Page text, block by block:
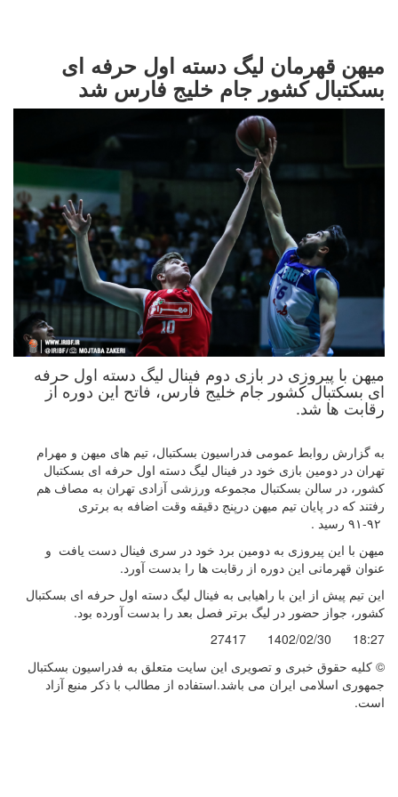
میهن قهرمان لیگ دسته اول حرفه ای
بسکتبال کشور جام خلیج فارس شد
میهن با پیروزی در بازی دوم فینال لیگ دسته اول حرفه
ای بسکتبال کشور جام خلیج فارس، فاتح این دوره از
رقابت ها شد.
به گزارش روابط عمومی فدراسیون بسکتبال، تیم های میهن و مهرام
تهران در دومین بازی خود در فینال لیگ دسته اول حرفه ای بسکتبال
کشور، در سالن بسکتبال مجموعه ورزشی آزادی تهران به مصاف هم
رفتند که در پایان تیم میهن درپنج دقیقه وقت اضافه به برتری
میهن با این پیروزی به دومین برد خود در سری فینال دست یافت و
عنوان قهرمانی این دوره از رقابت ها را بدست آورد.
این تیم پیش از این با راهیابی به فینال لیگ دسته اول حرفه ای بسکتبال
کشور، جواز حضور در لیگ برتر فصل بعد را بدست آورده بود.
18:27
1402/02/30
27417
© کليه حقوق خبری و تصويری اين سايت متعلق به فدراسیون بسکتبال
جمهوری اسلامی ایران می باشد.استفاده از مطالب با ذكر منبع آزاد
است.